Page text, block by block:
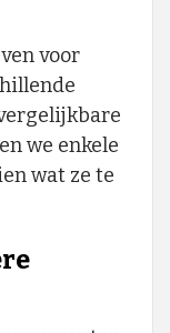
voor
we enkele
wat ze te